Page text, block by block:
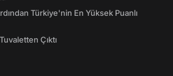
Türkiye'nin En Yüksek Puanlı
Çıktı